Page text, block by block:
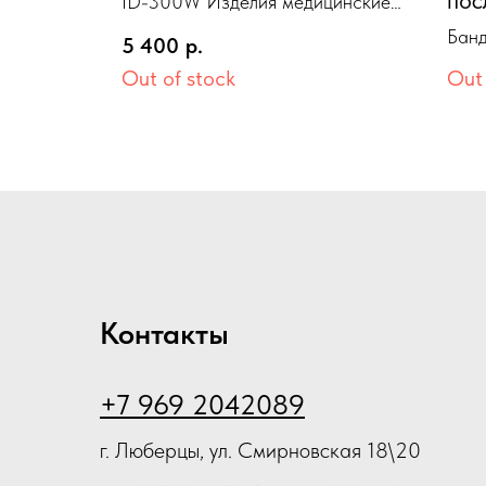
«LUOMMA IDEALISTA»
чулки черный S(II) 1 класс
Норм. закрытый носок
IDEALISTA» чулки черный S(II) 1
класс Норм. закрытый носок
5 400 р.
Out of stock
1
Контакты
+7 969 2042089
г. Люберцы, ул. Смирновская 18\20